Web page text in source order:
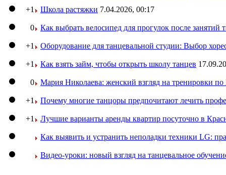
+1 Школа растяжки 7.04.2026, 00:17
0 Как выбрать велосипед для прогулок после занятий
+1 Оборудование для танцевальной студии: Выбор
+1 Как взять займ, чтобы открыть школу танцев
0 Мария Николаева: женский взгляд на тренировки
+1 Почему многие танцоры предпочитают лечить
+1 Лучшие варианты аренды квартир посуточно в
Как выявить и устранить неполадки техники LG:
Видео-уроки: новый взгляд на танцевальное